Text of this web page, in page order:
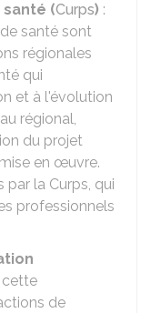
(Curps) :
santé sont
régionales
qui
et à l'évolution
régional,
du projet
en œuvre.
par la Curps, qui
professionnels
cette
de